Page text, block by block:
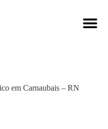
em Carnaubais – RN